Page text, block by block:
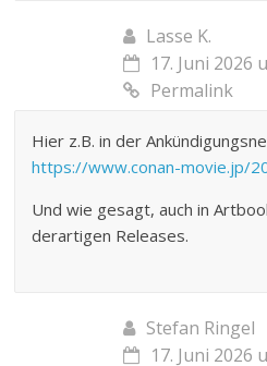
Lasse K.
17. Juni 2026
Permalink
Hier z.B. in der
https://www.conan-movie.jp/
Und wie gesagt, auch in
derartigen Releases.
Stefan Ringel
17. Juni 2026